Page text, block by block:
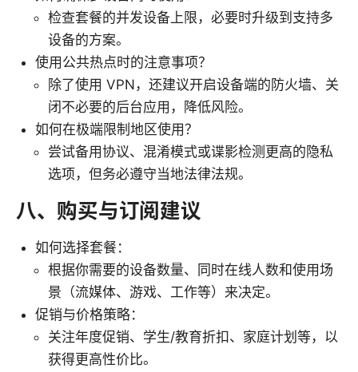
检查套餐的并发设备上限，必要时升级到支持多
设备的方案。
使用公共热点时的注意事项？
除了使用 VPN，还建议开启设备端的防火墙、关
闭不必要的后台应用，降低风险。
如何在极端限制地区使用？
尝试备用协议、混淆模式或谍影检测更高的隐私
选项，但务必遵守当地法律法规。
八、购买与订阅建议
如何选择套餐：
根据你需要的设备数量、同时在线人数和使用场
景（流媒体、游戏、工作等）来决定。
促销与价格策略：
关注年度促销、学生/教育折扣、家庭计划等，以
获得更高性价比。